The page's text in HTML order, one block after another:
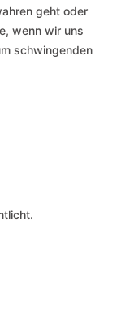
geht oder
wenn wir uns
schwingenden